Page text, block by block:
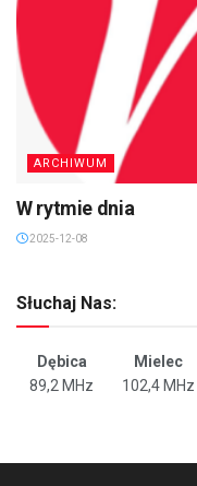
ARCHIWUM
W rytmie dnia
2025-12-08
Słuchaj Nas:
Dębica Mielec
89,2 MHz
102,4 MHz